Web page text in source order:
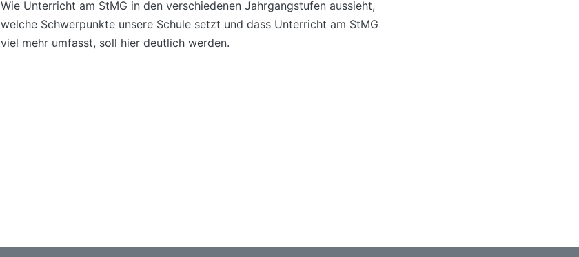
Wie Unterricht am StMG in den verschiedenen Jahrgangstufen aussieht,
welche Schwerpunkte unsere Schule setzt und dass Unterricht am StMG
viel mehr umfasst, soll hier deutlich werden.